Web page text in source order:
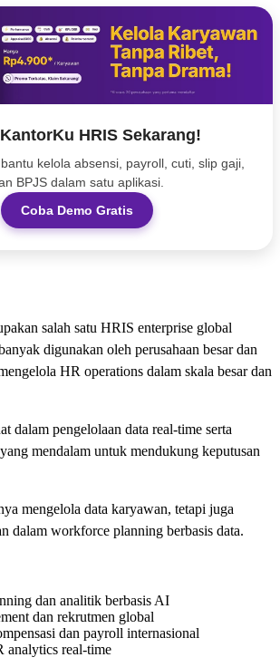
HRIS Sekarang!
kelola absensi, payroll, cuti, slip gaji,
BPJS dalam satu aplikasi.
Coba Demo Gratis
salah satu HRIS enterprise global
digunakan oleh perusahaan besar dan
HR operations dalam skala besar dan
dalam pengelolaan data real-time serta
mendalam untuk mendukung keputusan
mengelola data karyawan, tetapi juga
dalam workforce planning berbasis data.
dan analitik berbasis AI
dan rekrutmen global
dan payroll internasional
analytics real-time